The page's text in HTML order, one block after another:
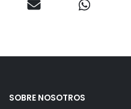
SOBRE NOSOTROS